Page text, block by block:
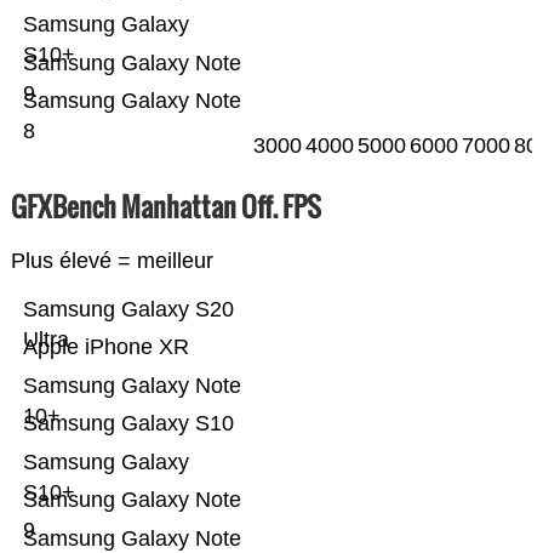
Samsung Galaxy Note
8
Samsung Galaxy Note
9
Samsung Galaxy
S10+
300040005000 6000 7000
GFXBench Manhattan Off. FPS
Plus élevé = meilleur
Samsung Galaxy Note
Samsung Galaxy Note
9
Samsung Galaxy
S10+
Samsung Galaxy S10
Samsung Galaxy Note
10+
Apple iPhone XR
Samsung Galaxy S20
Ultra